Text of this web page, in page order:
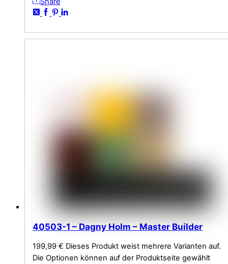
40503-1 – Dagny Holm – Master Builder
199,99 € Dieses Produkt weist mehrere Varianten auf.
Die Optionen können auf der Produktseite gewählt